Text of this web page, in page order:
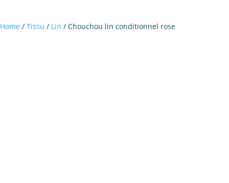
Home / Tissu / Lin / Chouchou lin conditionnel rose